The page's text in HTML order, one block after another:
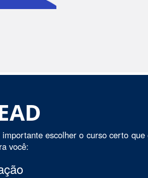
escolher o curso certo
você: